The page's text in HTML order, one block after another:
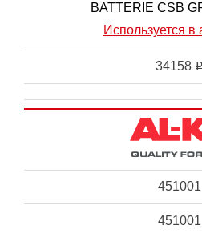
BATTERIE CSB
Используется в
34158 i
451001
451001